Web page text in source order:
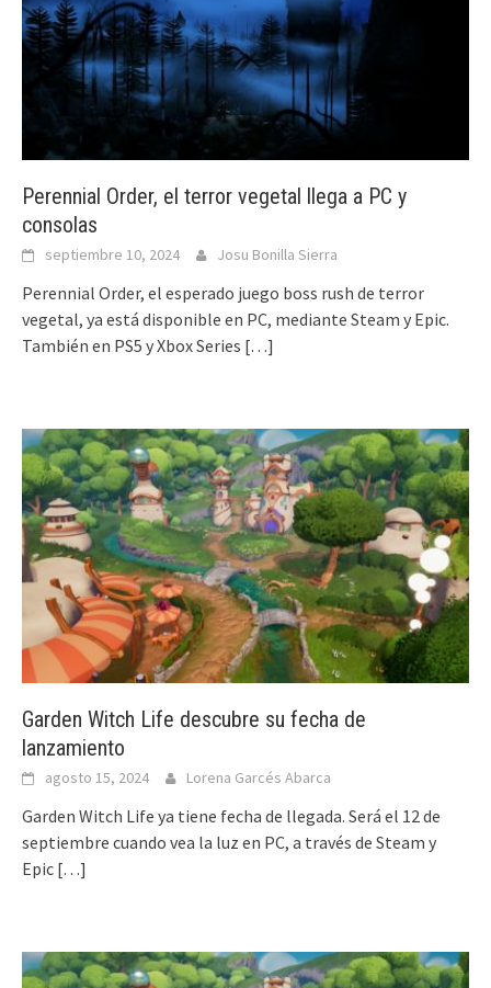
Perennial Order, el terror vegetal llega a PC y
consolas
septiembre 10, 2024 Josu Bonilla Sierra
Perennial Order, el esperado juego boss rush de terror
vegetal, ya está disponible en PC, mediante Steam y Epic.
También en PS5 y Xbox Series […]
Garden Witch Life descubre su fecha de
lanzamiento
agosto 15, 2024 Lorena Garcés Abarca
Garden Witch Life ya tiene fecha de llegada. Será el 12 de
septiembre cuando vea la luz en PC, a través de Steam y
Epic […]